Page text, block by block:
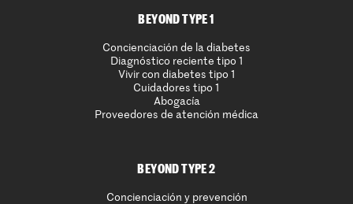
BEYOND TYPE 1
Concienciación de la diabetes
Diagnóstico reciente tipo 1
Vivir con diabetes tipo 1
Cuidadores tipo 1
Abogacía
Proveedores de atención médica
BEYOND TYPE 2
Concienciación y prevención